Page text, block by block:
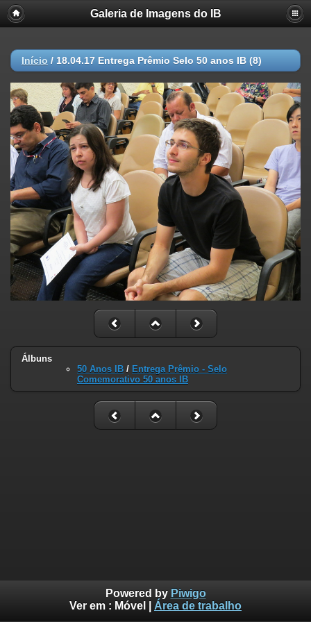
Galeria de Imagens do IB
Início / 18.04.17 Entrega Prêmio Selo 50 anos IB (8)
Álbuns
50 Anos IB / Entrega Prêmio - Selo
Comemorativo 50 anos IB
Powered by Piwigo
Ver em : Móvel Área de trabalho